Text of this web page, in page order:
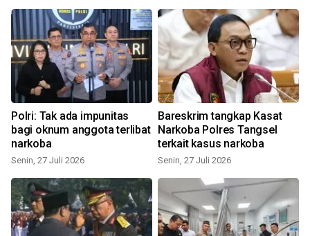
Polri: Tak ada impunitas
bagi oknum anggota terlibat
narkoba
Senin, 27 Juli 2026
Bareskrim tangkap Kasat
Narkoba Polres Tangsel
terkait kasus narkoba
Senin, 27 Juli 2026